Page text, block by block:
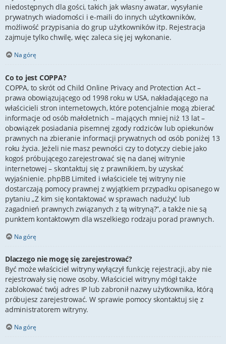
niedostępnych dla gości, takich jak własny awatar, wysyłanie
prywatnych wiadomości i e-maili do innych użytkowników,
możliwość przypisania do grup użytkowników itp. Rejestracja
zajmuje tylko chwilę, więc zaleca się jej wykonanie.
Na górę
Co to jest COPPA?
COPPA, to skrót od Child Online Privacy and Protection Act –
prawa obowiązującego od 1998 roku w USA, nakładającego na
właścicieli stron internetowych, które potencjalnie mogą zbierać
informacje od osób małoletnich – mających mniej niż 13 lat –
obowiązek posiadania pisemnej zgody rodziców lub opiekunów
prawnych na zbieranie informacji prywatnych od osób poniżej 13
roku życia. Jeżeli nie masz pewności czy to dotyczy ciebie jako
kogoś próbującego zarejestrować się na danej witrynie
internetowej – skontaktuj się z prawnikiem, by uzyskać
wyjaśnienie. phpBB Limited i właściciele tej witryny nie
dostarczają pomocy prawnej z wyjątkiem przypadku opisanego w
pytaniu „Z kim się kontaktować w sprawach nadużyć lub
zagadnień prawnych związanych z tą witryną?”, a także nie są
punktem kontaktowym dla wszelkiego rodzaju porad prawnych.
Na górę
Dlaczego nie mogę się zarejestrować?
Być może właściciel witryny wyłączył funkcję rejestracji, aby nie
rejestrowały się nowe osoby. Właściciel witryny mógł także
zablokować twój adres IP lub zabronił nazwy użytkownika, którą
próbujesz zarejestrować. W sprawie pomocy skontaktuj się z
administratorem witryny.
Na górę